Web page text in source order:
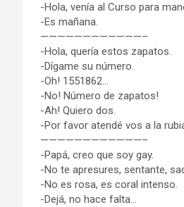
-Hola, venía al Curso para
-Es mañana.
————————————–
-Hola, quería estos zapatos.
-Dígame su número.
-Oh! 1551862…
-No! Número de zapatos!
-Ah! Quiero dos.
-Por favor atendé vos a la
————————————–
-Papá, creo que soy gay.
-No te apresures, sentante,
-No es rosa, es coral intenso.
-Dejá, no hace falta…